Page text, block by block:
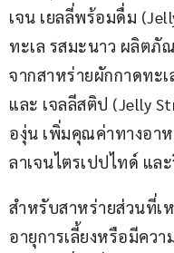
เจน เยลลี่พร้อมดื่ม
ทะเล รสมะนาว ผลิตภั
จากสาหร่ายผักกาดทะ
และ เจลลีสติป (Jelly
องุ่น เพิ่มคุณค่าทางอา
ลาเจนไตรเปปไทด์ แล
สำหรับสาหร่ายส่วนที่เ
อายุการเลี้ยงหรือมีคว